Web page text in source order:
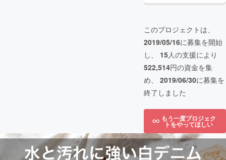
このプロジェクトは、
2019/05/16に募集を開始
し、 15人の支援により
522,514円の資金を集
め、 2019/06/30に募集を
終了しました
もう一度プロジェク
トをやってほしい